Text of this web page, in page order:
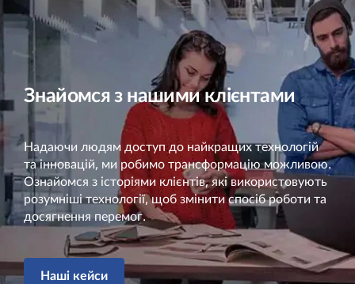
Знайомся з нашими клієнтами
Надаючи людям доступ до найкращих технологій
та інновацій, ми робимо трансформацію можливою.
Ознайомся з історіями клієнтів, які використовують
розумніші технології, щоб змінити спосіб роботи та
досягнення перемог.
Наші кейси